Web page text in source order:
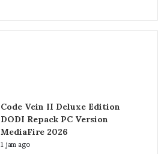
Code Vein II Deluxe Edition
DODI Repack PC Version
MediaFire 2026
1 jam ago